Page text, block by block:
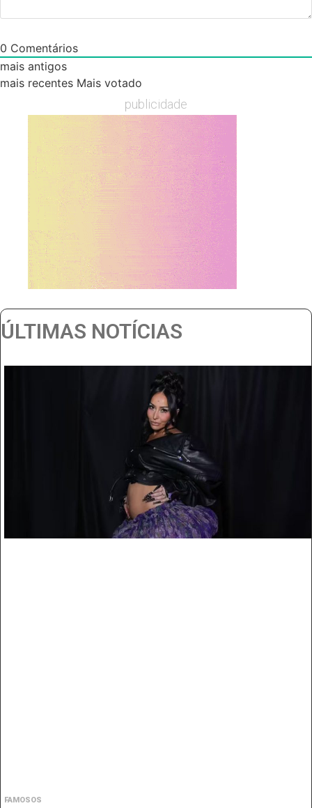
0 Comentários
mais antigos
mais recentes Mais votado
publicidade
ÚLTIMAS NOTÍCIAS
FAMOSOS